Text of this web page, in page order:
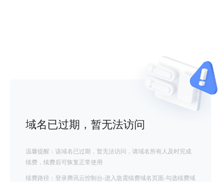
域名已过期，暂无法访问
温馨提醒：该域名已过期，暂无法访问，请域名所有人及时完成
续费，续费后可恢复正常使用
续费路径：登录腾讯云控制台-进入急需续费域名页面-勾选续费域